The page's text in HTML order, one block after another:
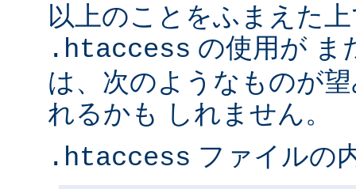
以上のことをふまえた
.htaccess の使用が ま
は、次のようなものが
れるかも しれません。
.htaccess ファイルの